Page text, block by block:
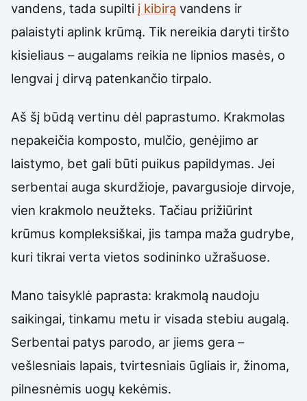
vandens, tada supilti į kibirą vandens ir
palaistyti aplink krūmą. Tik nereikia daryti tiršto
kisieliaus – augalams reikia ne lipnios masės, o
lengvai į dirvą patenkančio tirpalo.
Aš šį būdą vertinu dėl paprastumo. Krakmolas
nepakeičia komposto, mulčio, genėjimo ar
laistymo, bet gali būti puikus papildymas. Jei
serbentai auga skurdžioje, pavargusioje dirvoje,
vien krakmolo neužteks. Tačiau prižiūrint
krūmus kompleksiškai, jis tampa maža gudrybe,
kuri tikrai verta vietos sodininko užrašuose.
Mano taisyklė paprasta: krakmolą naudoju
saikingai, tinkamu metu ir visada stebiu augalą.
Serbentai patys parodo, ar jiems gera –
vešlesniais lapais, tvirtesniais ūgliais ir, žinoma,
pilnesnėmis uogų kekėmis.